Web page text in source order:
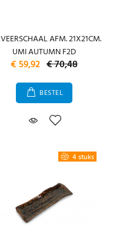
AFM. 21X21CM.
UMI AUTUMN F2D
€ 59,92 € 70,48
BESTEL
4 stuks